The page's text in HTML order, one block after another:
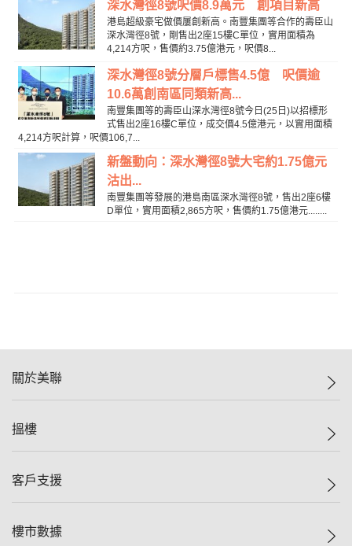
深水灣徑8號呎價8.9萬元 創項目新高
港島超級豪宅做價屢創新高。南豐集團等合作的壽臣山
深水灣徑8號，剛售出2座15樓C單位，實用面積為
4,214方呎，售價約3.75億港元，呎價8...
深水灣徑8號分層戶標售4.5億 呎價逾
10.6萬創南區同類新高...
南豐集團等的壽臣山深水灣徑8號今日(25日)以招標形
式售出2座16樓C單位，成交價4.5億港元，以實用面積
4,214方呎計算，呎價106,7...
新盤動向：深水灣徑8號大宅約1.75億元
沽出...
南豐集團等發展的港島南區深水灣徑8號，售出2座6樓
D單位，實用面積2,865方呎，售價約1.75億港元........
關於美聯
美聯集團
人才招募
搵樓
一手新盤
減價
客戶支援
自助放盤
樓市數據